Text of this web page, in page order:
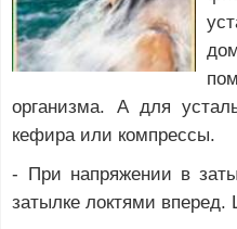
организма. А для
кефира или компрессы.
- При напряжении в
затылке локтями